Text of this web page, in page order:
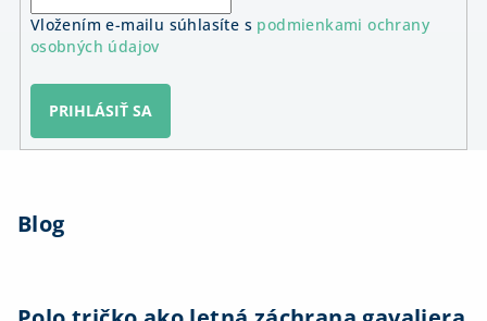
Vložením e-mailu súhlasíte s podmienkami ochrany
osobných údajov
PRIHLÁSIŤ SA
Blog